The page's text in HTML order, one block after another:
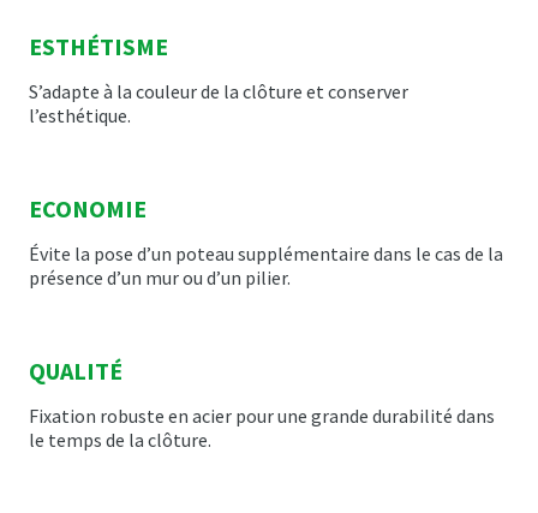
ESTHÉTISME
S’adapte à la couleur de la clôture et conserver
l’esthétique.
ECONOMIE
Évite la pose d’un poteau supplémentaire dans le cas de la
présence d’un mur ou d’un pilier.
QUALITÉ
Fixation robuste en acier pour une grande durabilité dans
le temps de la clôture.